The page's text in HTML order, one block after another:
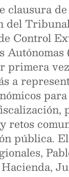
clausura
del
Control
primera
a
retos
pública.